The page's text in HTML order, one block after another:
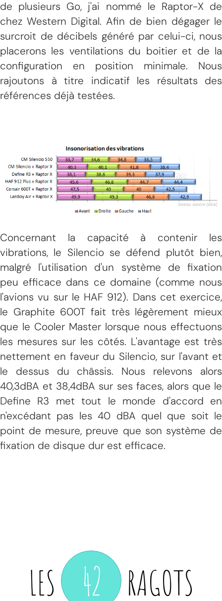
de plusieurs Go, j'ai nommé le Raptor-X de
chez Western Digital. Afin de bien dégager le
surcroit de décibels généré par celui-ci, nous
placerons les ventilations du boitier et de la
configuration en position minimale. Nous
rajoutons à titre indicatif les résultats des
références déjà testées.
Concernant la capacité à contenir les
vibrations, le Silencio se défend plutôt bien,
malgré l'utilisation d'un système de fixation
peu efficace dans ce domaine (comme nous
l'avions vu sur le HAF 912). Dans cet exercice,
le Graphite 600T fait très légèrement mieux
que le Cooler Master lorsque nous effectuons
les mesures sur les côtés. L'avantage est très
nettement en faveur du Silencio, sur l'avant et
le dessus du châssis. Nous relevons alors
40,3dBA et 38,4dBA sur ses faces, alors que le
Define R3 met tout le monde d'accord en
n'excédant pas les 40 dBA quel que soit le
point de mesure, preuve que son système de
fixation de disque dur est efficace.
LES 42 RAGOTS